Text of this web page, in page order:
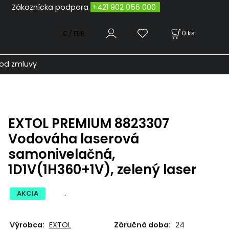
+421 902 056 000
0 ks
€ / EUR
zmluvy
EXTOL PREMIUM 8823307
Vodováha laserová
samonivelačná,
1D1V(1H360+1V), zelený laser
AKCIA .
Výrobca: EXTOL Záručná doba: 24